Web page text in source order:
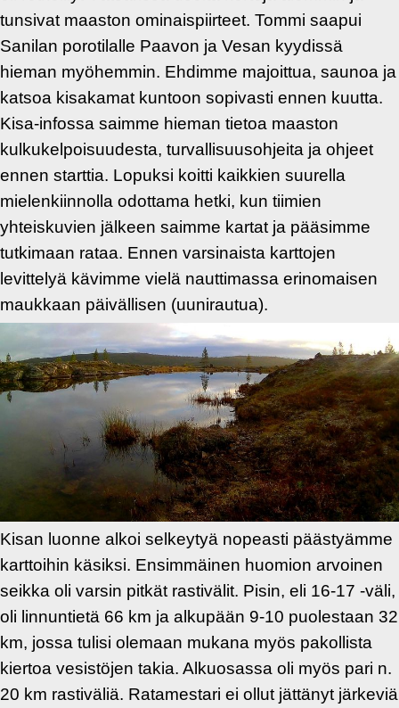
tunsivat maaston ominaispiirteet. Tommi saapui
Sanilan porotilalle Paavon ja Vesan kyydissä
hieman myöhemmin. Ehdimme majoittua, saunoa ja
katsoa kisakamat kuntoon sopivasti ennen kuutta.
Kisa-infossa saimme hieman tietoa maaston
kulkukelpoisuudesta, turvallisuusohjeita ja ohjeet
ennen starttia. Lopuksi koitti kaikkien suurella
mielenkiinnolla odottama hetki, kun tiimien
yhteiskuvien jälkeen saimme kartat ja pääsimme
tutkimaan rataa. Ennen varsinaista karttojen
levittelyä kävimme vielä nauttimassa erinomaisen
maukkaan päivällisen (uunirautua).
Kisan luonne alkoi selkeytyä nopeasti päästyämme
karttoihin käsiksi. Ensimmäinen huomion arvoinen
seikka oli varsin pitkät rastivälit. Pisin, eli 16-17 -väli,
oli linnuntietä 66 km ja alkupään 9-10 puolestaan 32
km, jossa tulisi olemaan mukana myös pakollista
kiertoa vesistöjen takia. Alkuosassa oli myös pari n.
20 km rastiväliä. Ratamestari ei ollut jättänyt järkeviä